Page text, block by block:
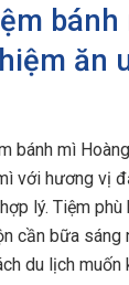
bánh
ăn
bánh mì
với hương vị
lý. Tiệm
cần bữa sáng
du lịch muốn